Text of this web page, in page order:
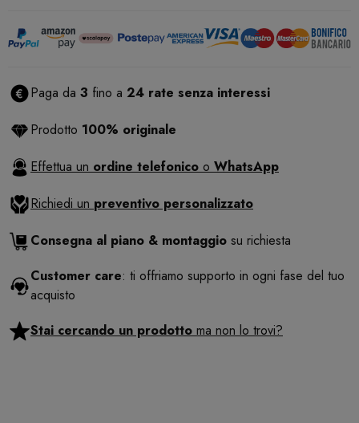
Paga da 3 fino a 24 rate senza interessi
Prodotto 100% originale
Effettua un ordine telefonico o WhatsApp
Richiedi un preventivo personalizzato
Consegna al piano & montaggio su richiesta
Customer care: ti offriamo supporto in ogni fase del tuo
acquisto
Stai cercando un prodotto ma non lo trovi?